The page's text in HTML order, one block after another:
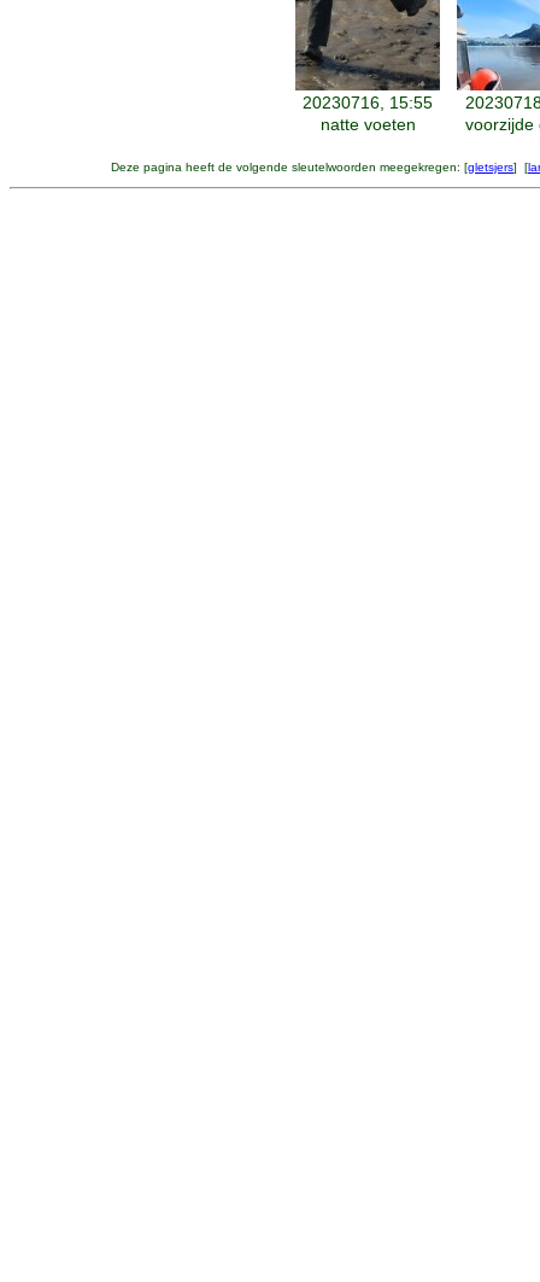
20230716, 15:55
natte voeten
voorzijde
Deze pagina heeft de volgende sleutelwoorden meegekregen: [gletsjers] [